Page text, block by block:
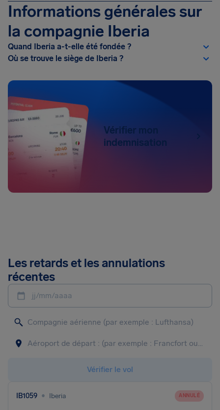
Informations générales sur
la compagnie Iberia
Quand Iberia a-t-elle été fondée ?
Où se trouve le siège de Iberia ?
Vérifier mon
indemnisation
Les retards et les annulations
récentes
jj/mm/aaaa
Vérifier le vol
IB1059 • Iberia ANNULÉ